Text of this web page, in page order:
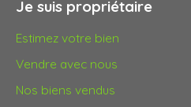
Je suis propriétaire
Estimez votre bien
Vendre avec nous
Nos biens vendus